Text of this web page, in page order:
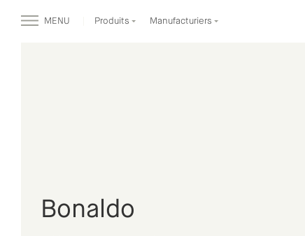
MENU Produits Manufacturiers
Bonaldo